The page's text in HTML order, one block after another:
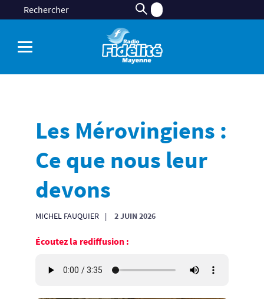
Les Mérovingiens :
Ce que nous leur
devons
MICHEL FAUQUIER 2 JUIN 2026
Écoutez la rediffusion :